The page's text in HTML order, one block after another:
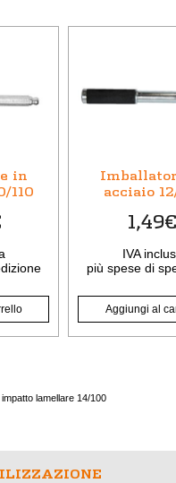
in
110
acciaio
1,49€
IVA
più spese di
Aggiungi al
lamellare 14/100